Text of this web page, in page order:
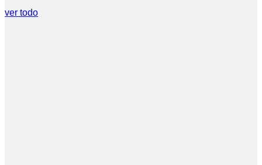
ver todo